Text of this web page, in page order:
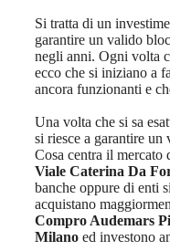
Si tratta di un
garantire un valido
negli anni. Ogni volta
ecco che si iniziano a
ancora funzionanti e
Una volta che si sa
si riesce a garantire
Cosa centra il mercato
Viale Caterina Da
banche oppure di enti
acquistano
Compro Audemars
Milano ed investono